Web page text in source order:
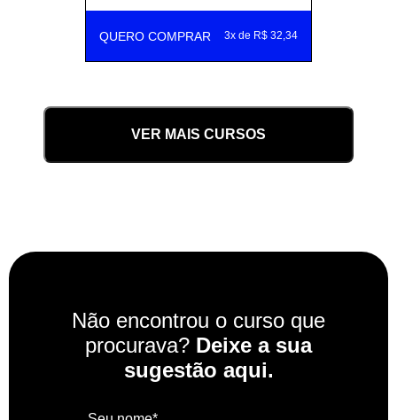
QUERO COMPRAR 3x de R$ 32,34
VER MAIS CURSOS
Não encontrou o curso que
procurava? Deixe a sua
sugestão aqui.